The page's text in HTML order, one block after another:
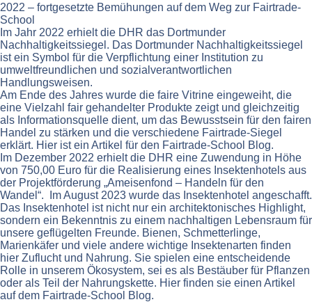
2022 – fortgesetzte Bemühungen auf dem Weg zur Fairtrade-
School
Im Jahr 2022 erhielt die DHR das Dortmunder
Nachhaltigkeitssiegel. Das Dortmunder Nachhaltigkeitssiegel
ist ein Symbol für die Verpflichtung einer Institution zu
umweltfreundlichen und sozialverantwortlichen
Handlungsweisen.
Am Ende des Jahres wurde die faire Vitrine eingeweiht, die
eine Vielzahl fair gehandelter Produkte zeigt und gleichzeitig
als Informationsquelle dient, um das Bewusstsein für den fairen
Handel zu stärken und die verschiedene Fairtrade-Siegel
erklärt. Hier ist ein Artikel für den Fairtrade-School Blog.
Im Dezember 2022 erhielt die DHR eine Zuwendung in Höhe
von 750,00 Euro für die Realisierung eines Insektenhotels aus
der Projektförderung „Ameisenfond – Handeln für den
Wandel“. Im August 2023 wurde das Insektenhotel angeschafft.
Das Insektenhotel ist nicht nur ein architektonisches Highlight,
sondern ein Bekenntnis zu einem nachhaltigen Lebensraum für
unsere geflügelten Freunde. Bienen, Schmetterlinge,
Marienkäfer und viele andere wichtige Insektenarten finden
hier Zuflucht und Nahrung. Sie spielen eine entscheidende
Rolle in unserem Ökosystem, sei es als Bestäuber für Pflanzen
oder als Teil der Nahrungskette. Hier finden sie einen Artikel
auf dem Fairtrade-School Blog.